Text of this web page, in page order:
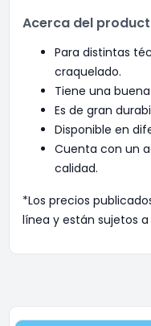
Acerca del
Para distintas
craquelado.
Tiene una
Es de gran
Disponible en
Cuenta con un
calidad.
*Los precios
línea y están sujetos